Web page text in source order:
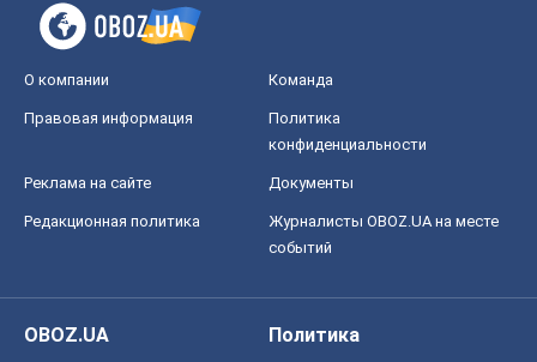
О компании Команда
Правовая информация
Политика
конфиденциальности
Реклама на сайте Документы
Редакционная политика
Журналисты OBOZ.UA на месте
событий
OBOZ.UA
Политика